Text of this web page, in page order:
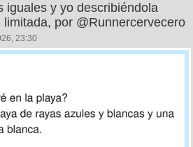
iguales y yo describiéndola
por @Runnercervecero
23:30